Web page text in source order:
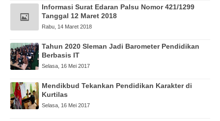
Informasi Surat Edaran Palsu Nomor 421/1299
Tanggal 12 Maret 2018
Rabu, 14 Maret 2018
Tahun 2020 Sleman Jadi Barometer Pendidikan
Berbasis IT
Selasa, 16 Mei 2017
Mendikbud Tekankan Pendidikan Karakter di
Kurtilas
Selasa, 16 Mei 2017